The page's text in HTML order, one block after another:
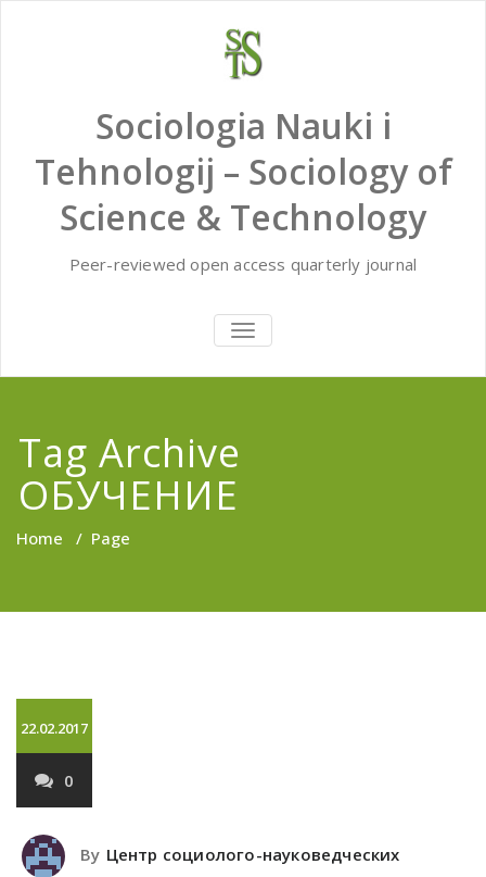
Sociologia Nauki i
Tehnologij – Sociology of
Science & Technology
Peer-reviewed open access quarterly journal
TOGGLE
NAVIGATION
Tag Archive
ОБУЧЕНИЕ
Home / Page
22.02.2017
0
By Центр социолого-науковедческих